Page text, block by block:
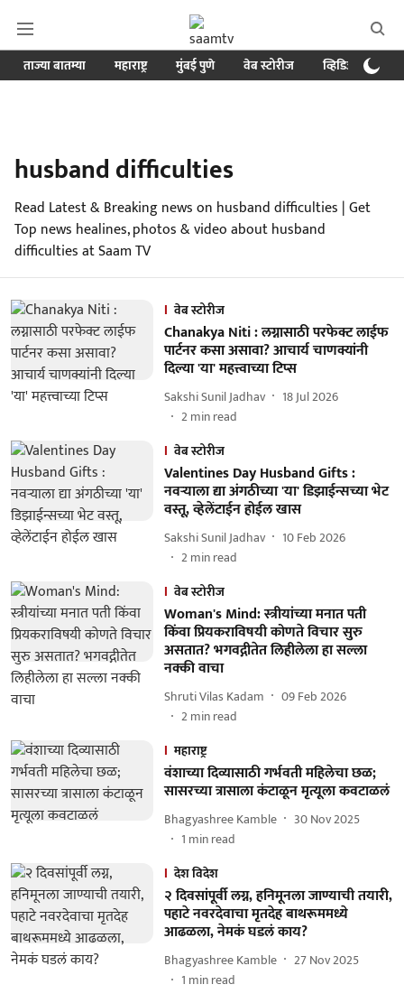
ताज्या बातम्या महाराष्ट्र मुंबई पुणे वेब स्टोरीज व्हिडिओ
husband difficulties
Read Latest & Breaking news on husband difficulties | Get
Top news healines, photos & video about husband
difficulties at Saam TV
वेब स्टोरीज
Chanakya Niti : लग्नासाठी परफेक्ट लाईफ
पार्टनर कसा असावा? आचार्य चाणक्यांनी
दिल्या 'या' महत्त्वाच्या टिप्स
Sakshi Sunil Jadhav
18 Jul 2026
2min read
वेब स्टोरीज
Valentines Day Husband Gifts :
नवऱ्याला द्या अंगठीच्या 'या' डिझाईन्सच्या भेट
वस्तू, व्हेलेंटाईन होईल खास
Sakshi Sunil Jadhav
10 Feb 2026
2min read
वेब स्टोरीज
Woman's Mind: स्त्रीयांच्या मनात पती
किंवा प्रियकराविषयी कोणते विचार सुरु
असतात? भगवद्गीतेत लिहीलेला हा सल्ला
नक्की वाचा
Shruti Vilas Kadam
09 Feb 2026
2min read
महाराष्ट्र
वंशाच्या दिव्यासाठी गर्भवती महिलेचा छळ;
सासरच्या त्रासाला कंटाळून मृत्यूला कवटाळलं
Bhagyashree Kamble
30 Nov 2025
1 min read
देश विदेश
२ दिवसांपूर्वी लग्न, हनिमूनला जाण्याची तयारी,
पहाटे नवरदेवाचा मृतदेह बाथरूममध्ये
आढळला, नेमकं घडलं काय?
Bhagyashree Kamble
27 Nov 2025
1 min read